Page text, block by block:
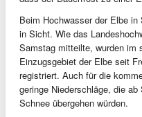
Beim Hochwasser der Elbe
in Sicht. Wie das
Samstag mitteilte, wurden im
Einzugsgebiet der Elbe seit
registriert. Auch für die
geringe Niederschläge, die
Schnee übergehen würden.